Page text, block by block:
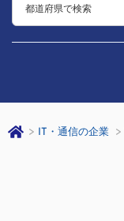
都道府県で検索
IT・通信の企業